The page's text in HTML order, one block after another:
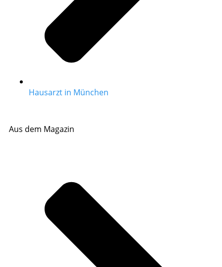
Hausarzt in München
Aus dem Magazin